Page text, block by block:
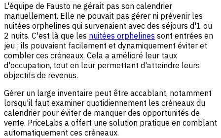
L'équipe de Fausto ne gérait pas son calendrier
manuellement. Elle ne pouvait pas gérer ni prévenir les
nuitées orphelines qui survenaient avec des séjours d'1 ou
2 nuits. C'est là que les nuitées orphelines sont entrées en
jeu ; ils pouvaient facilement et dynamiquement éviter et
combler ces créneaux. Cela a amélioré leur taux
d'occupation, tout en leur permettant d'atteindre leurs
objectifs de revenus.
Gérer un large inventaire peut être accablant, notamment
lorsqu'il faut examiner quotidiennement les créneaux du
calendrier pour éviter de manquer des opportunités de
vente. PriceLabs a offert une solution pratique en comblant
automatiquement ces créneaux.